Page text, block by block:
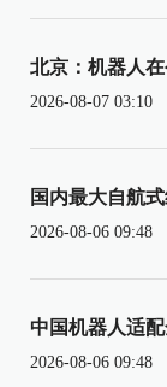
北京：机器人
2026-08-07 03:10
国内最大自航
2026-08-06 09:48
中国机器人适
2026-08-06 09:48